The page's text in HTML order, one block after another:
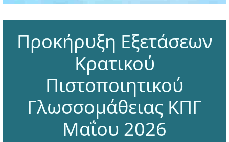
Προκήρυξη Εξετάσεων
Κρατικού
Πιστοποιητικού
Γλωσσομάθειας ΚΠΓ
Μαΐου 2026